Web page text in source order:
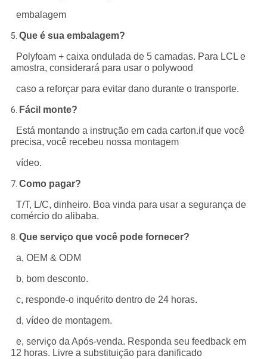
embalagem
5. Que é sua embalagem?
Polyfoam + caixa ondulada de 5 camadas. Para LCL e
amostra, considerará para usar o polywood
caso a reforçar para evitar dano durante o transporte.
6. Fácil monte?
Está montando a instrução em cada carton.if que você
precisa, você recebeu nossa montagem
vídeo.
7. Como pagar?
T/T, L/C, dinheiro. Boa vinda para usar a segurança de
comércio do alibaba.
8. Que serviço que você pode fornecer?
a, OEM & ODM
b, bom desconto.
c, responde-o inquérito dentro de 24 horas.
d, vídeo de montagem.
e, serviço da Após-venda. Responda seu feedback em
12 horas. Livre a substituição para danificado